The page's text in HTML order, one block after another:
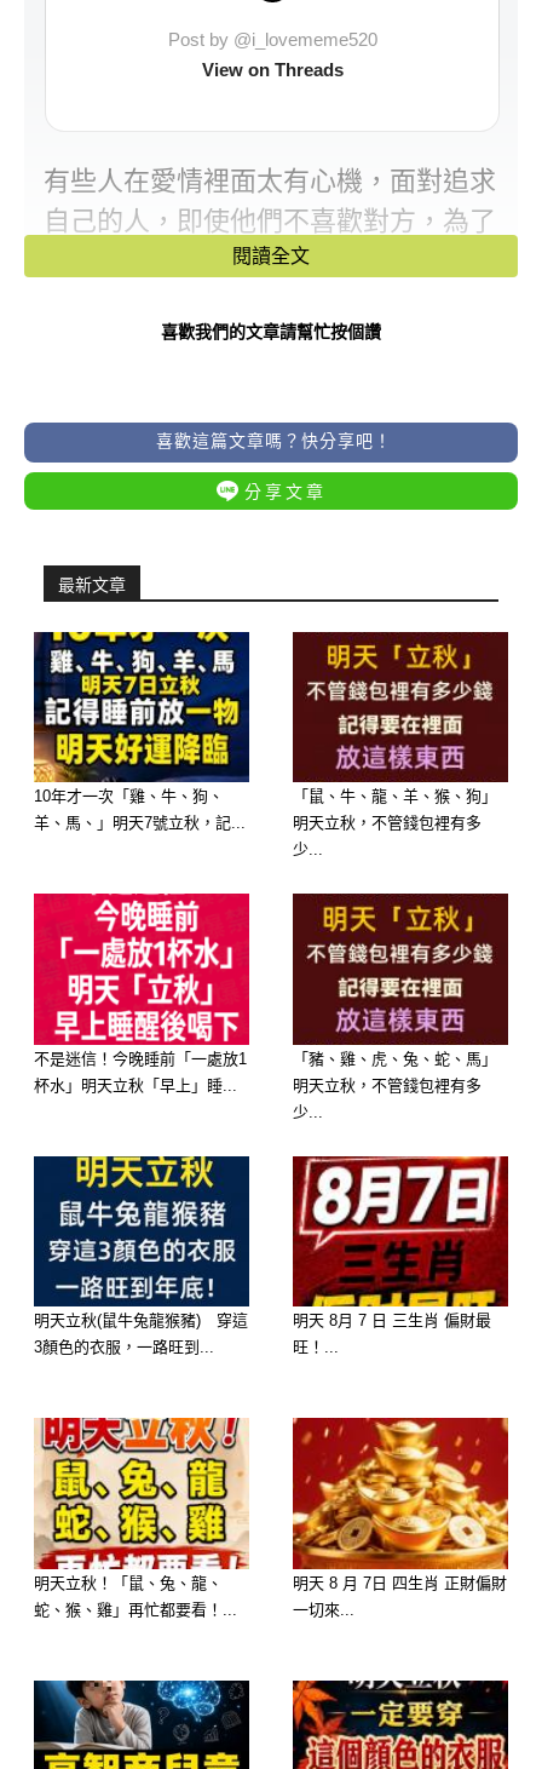
Post by @i_lovememe520
View on Threads
有些人在愛情裡面太有心機，面對追求
自己的人，即使他們不喜歡對方，為了
某些私心也會繼續和對方曖昧下去，相
們的感情不純粹但是還有一些人，只要
人怎樣努力的追求都沒有用，你是哪種
人呢?接下來，我們就來盤點一下十二
星座裡面，有哪些星座只要不喜歡你，
天蠍座
我們經常討論到天蠍座他們常常會為了
深愛的人心甘情願的付出所有，哪怕沒
有任何回報，這就是天蠍長情專一的一
面，熱情的程度不亞於火山爆發，可是
面對不喜歡的人，他們極端性格裡面的
論對方的套路裝的再怎麼像，無論對方
撩人的技術有多麼高超，天蠍座依然會
是一副冷若冰霜的樣子，沒辦法，只要
不喜歡你，你努力再多也沒有用
水瓶座戀愛的時候最講究感覺，所以他
們的另一半一定是自己喜歡的，對於不
喜歡的人水瓶完全沒有一絲興趣，再怎
麼撩都撩不動的，所以對於那些一不小
心就喜歡上水瓶的人來說，愛上水瓶的
回憶了，因為你無論怎麼努力，都得不
到水瓶的回應，不是他們太心狠，而是
閱讀全文
喜歡我們的文章請幫忙按個讚
喜歡這篇文章嗎？快分享吧！
分享文章
最新文章
10年才一次「雞、牛、狗、
羊、馬、」明天7號立秋，記...
「鼠、牛、龍、羊、猴、狗」
明天立秋，不管錢包裡有多
少...
不是迷信！今晚睡前「一處放1
杯水」明天立秋「早上」睡...
「豬、雞、虎、兔、蛇、馬」
明天立秋，不管錢包裡有多
少...
明天立秋(鼠牛兔龍猴豬) 穿這
3顏色的衣服，一路旺到...
明天 8月 7 日 三生肖 偏財最
旺！...
明天立秋！「鼠、兔、龍、
蛇、猴、雞」再忙都要看！...
明天 8 月 7日 四生肖 正財偏財
一切來...